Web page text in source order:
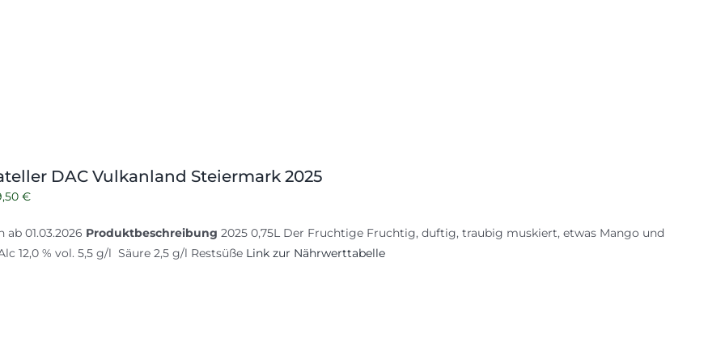
DAC Vulkanland Steiermark 2025
€
€Aktueller
ist:
9,50 €.
ab 01.03.2026 Produktbeschreibung 2025 0,75L Der Fruchtige Fruchtig, duftig, traubig muskiert, etwas Mango und
12,0 % vol. 5,5 g/l Säure 2,5 g/l Restsüße Link zur Nährwerttabelle